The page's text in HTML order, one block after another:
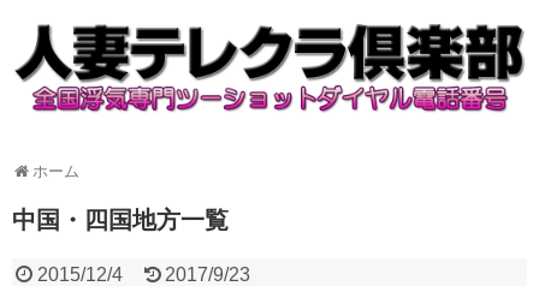
ホーム
中国・四国地方一覧
2015/12/4 2017/9/23